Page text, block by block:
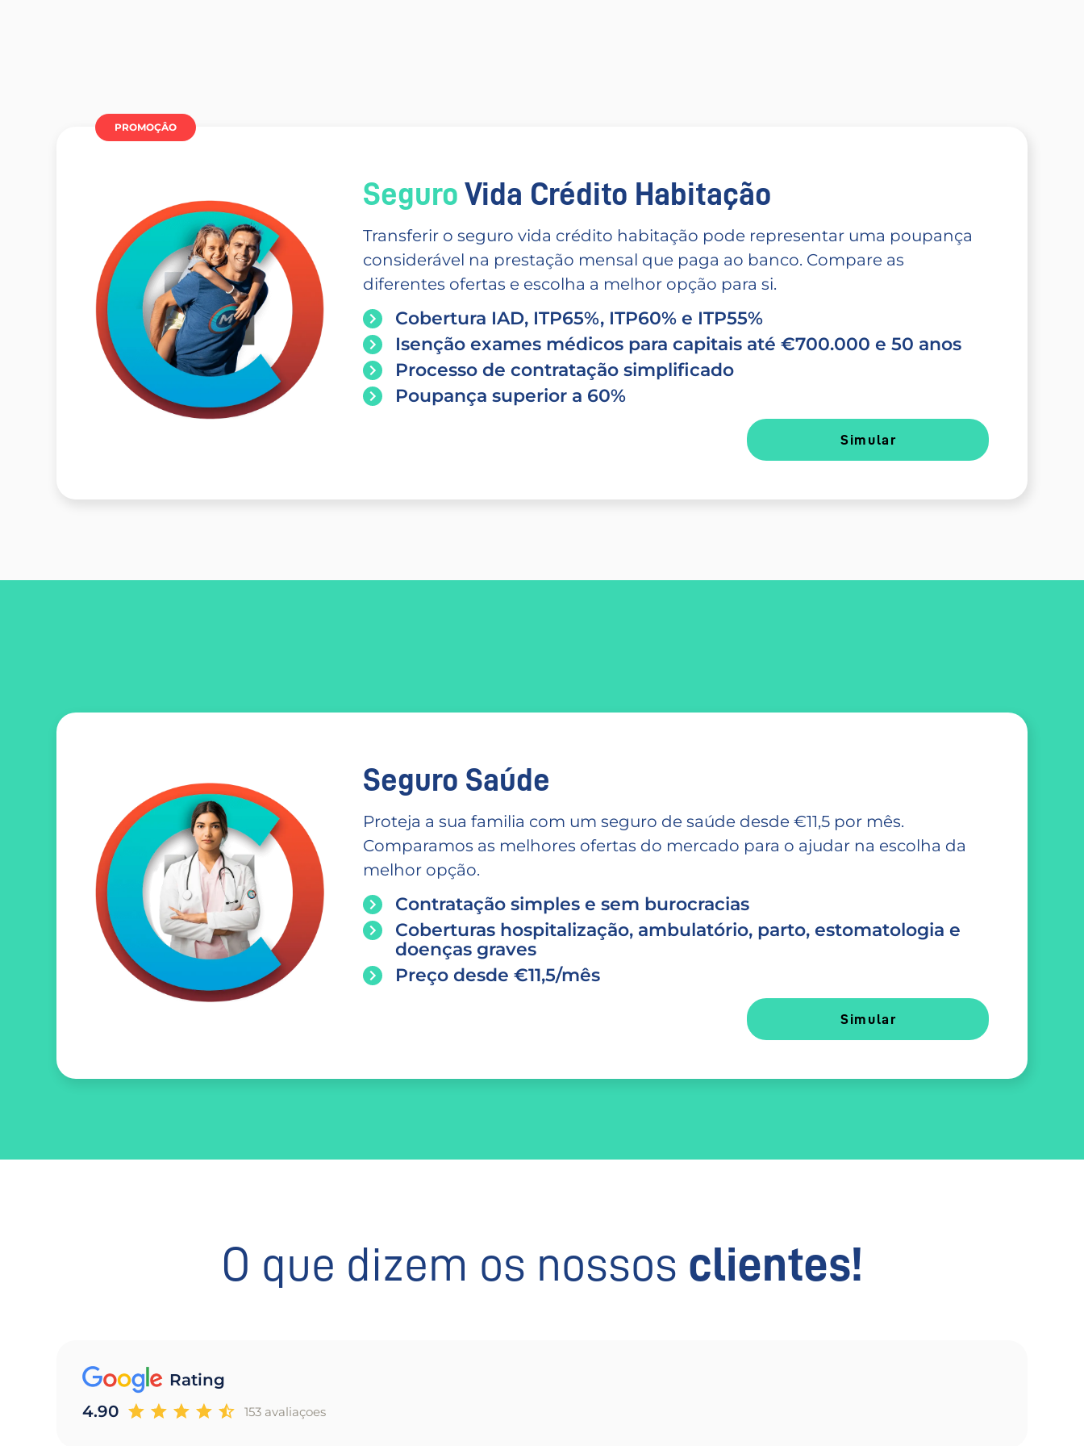
PROMOÇÂO
Seguro Vida Crédito Habitação
Transferir o seguro vida crédito habitação pode representar uma poupança
considerável na prestação mensal que paga ao banco. Compare as
diferentes ofertas e escolha a melhor opção para si.
Cobertura IAD, ITP65%, ITP60% e ITP55%
Isenção exames médicos para capitais até €700.000 e 50 anos
Processo de contratação simplificado
Poupança superior a 60%
Simular
Seguro Saúde
Proteja a sua familia com um seguro de saúde desde €11,5 por mês.
Comparamos as melhores ofertas do mercado para o ajudar na escolha da
melhor opção.
Contratação simples e sem burocracias
Coberturas hospitalização, ambulatório, parto, estomatologia e
doenças graves
Preço desde €11,5/mês
Simular
O que dizem os nossos clientes!
Rating
4.90
153 avaliaçoes